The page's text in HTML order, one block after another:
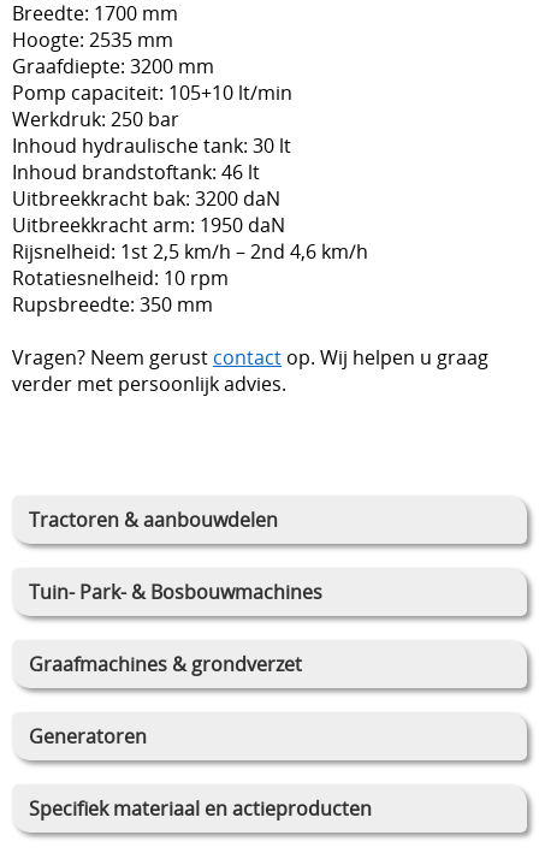
Tractoren & aanbouwdelen
Tuin- Park- & Bosbouwmachines
Graafmachines & grondverzet
Generatoren
Specifiek materiaal en actieproducten
Breedte: 1700 mm
Hoogte: 2535 mm
Graafdiepte: 3200 mm
Pomp capaciteit: 105+10 lt/min
Werkdruk: 250 bar
Inhoud hydraulische tank: 30 lt
Inhoud brandstoftank: 46 lt
Uitbreekkracht bak: 3200 daN
Uitbreekkracht arm: 1950 daN
Rijsnelheid: 1st 2,5 km/h – 2nd 4,6 km/h
Rotatiesnelheid: 10 rpm
Rupsbreedte: 350 mm
Vragen? Neem gerust contact op. Wij helpen u graag
verder met persoonlijk advies.